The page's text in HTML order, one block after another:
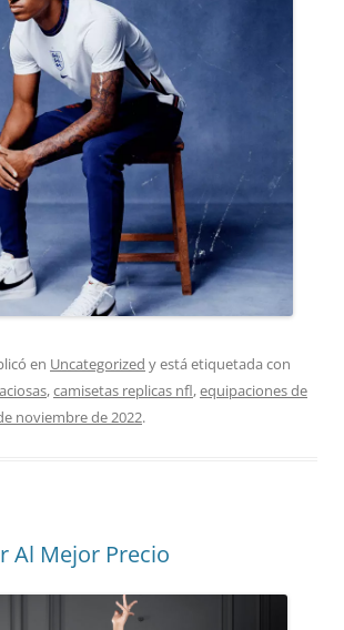
en Uncategorized y está etiquetada con
,camisetas replicas nfl,equipaciones de
noviembre de 2022.
Al Mejor Precio